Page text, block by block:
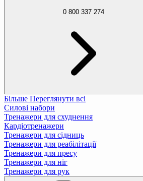
0 800 337 274
Більше Переглянути всі
Силові набори
Тренажери для схуднення
Кардіотренажери
Тренажери для сідниць
Тренажери для реабілітації
Тренажери для пресу
Тренажери для ніг
Тренажери для рук